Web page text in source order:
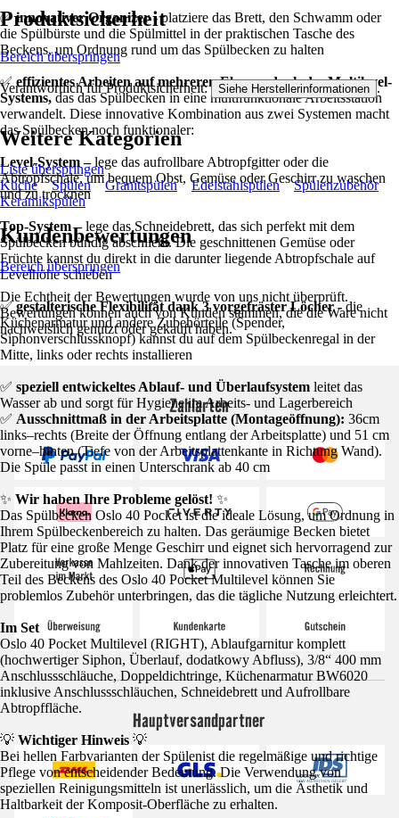
✅innovativer Organizer -platziere das Brett, den Schwamm oder
die Spülbürste und die Spülmittel in der praktischen Tasche des
Beckens, um Ordnung rund um das Spülbecken zu halten
✅ effizientes Arbeiten auf mehreren Ebenen dank des Multilevel-
Systems,das das Spülbecken in eine multifunktionale Arbeitsstation
verwandelt. Diese innovative Kombination aus zwei Systemen macht
das Spülbecken noch funktionaler:
Level-System –lege das aufrollbare Abtropfgitter oder die
Abtropfschale, um bequem Obst, Gemüse oder Geschirr zu waschen
und zu trocknen
Top-System –lege das Schneidebrett, das sich perfekt mit dem
Spülbecken bündig abschließt. Die geschnittenen Gemüse oder
Früchte kannst du direkt in die darunter liegende Abtropfschale auf
Levelhöhe schieben
✅gestalterische Flexibilität dank 3 vorgefräster Löcher -die
Küchenarmatur und andere Zubehörteile (Spender,
Siphonverschlussknopf) kannst du auf dem Spülbeckenregal in der
Mitte, links oder rechts installieren
✅ speziell entwickeltes Ablauf- und Überlaufsystem leitet das
Wasser ab und sorgt für Hygiene im Arbeits- und Lagerbereich
✅ Ausschnittmaß in der Arbeitsplatte (Montageöffnung): 36cm
links–rechts (Breite der Öffnung entlang der Arbeitsplatte) und 51 cm
vorne–hinten (Tiefe von der Arbeitsplattenkante in Richtung Wand).
Die Spüle passt in einen Unterschrank ab 40 cm
✨ Wir haben Ihre Probleme gelöst! ✨
Das Spülbecken Oslo 40 Pocket ist die ideale Lösung, um Ordnung in
Ihrem Spülbeckenbereich zu halten. Das geräumige Becken bietet
Platz für eine große Menge Geschirr und eignet sich hervorragend zur
Zubereitung von Mahlzeiten. Dank der innovativen Tasche im oberen
Teil des Beckens des Oslo 40 Pocket Multilevel können Sie
problemlos Zubehör unterbringen, das die tägliche Nutzung erleichtert.
Im Set
Oslo 40 Pocket Multilevel (RIGHT), Ablaufgarnitur komplett
(hochwertiger Siphon, Überlauf, dodatkowy Abfluss), 3/8“ 400 mm
Anschlussschläuche, Doppeldichtringe, Küchenarmatur BW6020
inklusive Anschlussschläuchen, Schneidebrett und Aufrollbare
Abtropffläche.
💡 Wichtiger Hinweis 💡
Bei hellen Farbvarianten der Spülenist die regelmäßige und richtige
Pflege von entscheidender Bedeutung. Die Verwendung von
speziellen Reinigungsmitteln ist unerlässlich, um die Ästhetik und
Haltbarkeit der Komposit-Oberfläche zu erhalten.
Produktsicherheit
Bereich überspringen
Verantwortlich für Produktsicherheit: Siehe Herstellerinformationen .
Weitere Kategorien
Liste überspringen
Küche
Spülen Granitspülen Edelstahlspülen
Spülenzubehör
Keramikspülen
Kundenbewertungen
Bereich überspringen
Die Echtheit der Bewertungen wurde von uns nicht überprüft.
Bewertungen können auch von Kunden stammen, die die Ware nicht
nachweislich genutzt oder gekauft haben.
Zahlarten
Hauptversandpartner